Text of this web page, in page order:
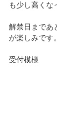
も少し高くな
解禁日まであ
が楽しみです。
受付模様